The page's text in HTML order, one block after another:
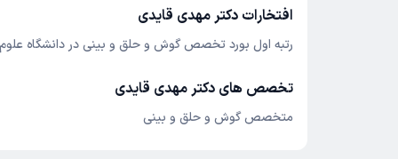
افتخارات دکتر مهدی قایدی
رتبه اول بورد تخصص گوش و حلق و بینی در دانشگاه
تخصص های دکتر مهدی قایدی
متخصص گوش و حلق و بینی